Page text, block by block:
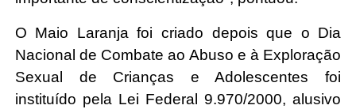
O Maio Laranja foi criado depois que o Dia
Nacional de Combate ao Abuso e à Exploração
Sexual de Crianças e Adolescentes foi
instituído pela Lei Federal 9.970/2000, alusivo